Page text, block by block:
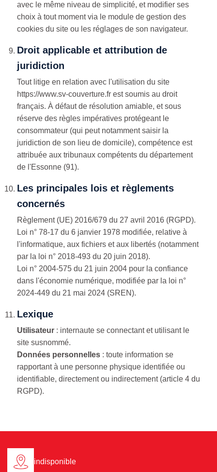
avec le même niveau de simplicité, et modifier ses
choix à tout moment via le module de gestion des
cookies du site ou les réglages de son navigateur.
Droit applicable et attribution de
juridiction
Tout litige en relation avec l'utilisation du site
https://www.sv-couverture.fr est soumis au droit
français. À défaut de résolution amiable, et sous
réserve des règles impératives protégeant le
consommateur (qui peut notamment saisir la
juridiction de son lieu de domicile), compétence est
attribuée aux tribunaux compétents du département
de l'Essonne (91).
Les principales lois et règlements
concernés
Règlement (UE) 2016/679 du 27 avril 2016 (RGPD).
Loi n° 78-17 du 6 janvier 1978 modifiée, relative à
l'informatique, aux fichiers et aux libertés (notamment
par la loi n° 2018-493 du 20 juin 2018).
Loi n° 2004-575 du 21 juin 2004 pour la confiance
dans l'économie numérique, modifiée par la loi n°
2024-449 du 21 mai 2024 (SREN).
Lexique
Utilisateur : internaute se connectant et utilisant le
site susnommé.
Données personnelles : toute information se
rapportant à une personne physique identifiée ou
identifiable, directement ou indirectement (article 4 du
RGPD).
indisponible